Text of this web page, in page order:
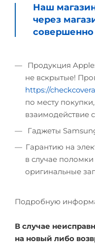
Наш
через
совершенно
Продукция
не вскрытые!
https://
по месту
взаимодействие
Гаджеты
Гарантию на
в случае
оригинальные
Подробную
В случае
на новый либо